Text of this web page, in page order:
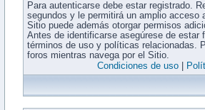
Para autenticarse debe estar registrado.
segundos y le permitirá un amplio acceso
Sitio puede además otorgar permisos
Antes de identificarse asegúrese de estar
términos de uso y políticas relacionadas.
foros mientras navega por el Sitio.
Condiciones de uso